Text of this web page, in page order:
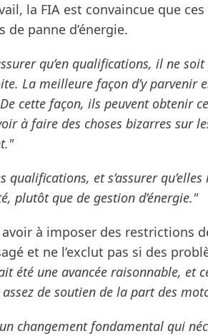
la FIA est convaincue que
de panne d’énergie.
qu’en qualifications, il ne soit
La meilleure façon d’y parvenir
cette façon, ils peuvent obtenir
à faire des choses bizarres sur
qualifications, et s’assurer
plutôt que de gestion d’énergie."
avoir à imposer des restrictions
et ne l’exclut pas si des
été une avancée raisonnable, et
assez de soutien de la part des
un changement fondamental qui